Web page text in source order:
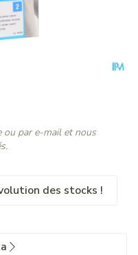
des stocks !
ou par e-mail et nous